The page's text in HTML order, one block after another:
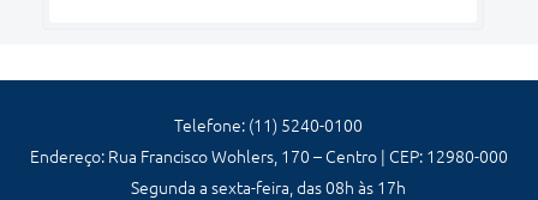
Telefone: (11) 5240-0100
Endereço: Rua Francisco Wohlers, 170 – Centro | CEP: 12980-000
Segunda a sexta-feira, das 08h às 17h